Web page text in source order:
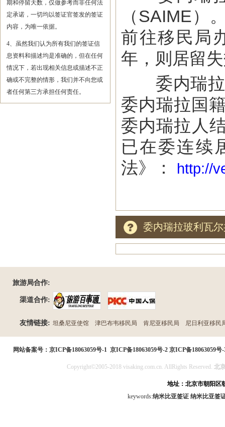
期和停留天数，仅做参考而非任何法
定承诺，一切均以签证官签发的签证
内容，为唯一依据。
4、虽然我们认为所有我们的签证信
息资料和描述均是准确的，但在任何
情况下，若出现相关信息或描述不正
确或不完整的情形，我们并不向您或
者任何第三方承担任何责任。
（SAIME）
前往移民局
年，则居留
委内瑞拉
委内瑞拉国
委内瑞拉人
已在委连续
法》：
http://
委内瑞拉玻利瓦
旅游局合作:
渠道合作:
友情链接: 坦桑尼亚使馆 津巴布韦移民局 肯尼亚移民局 尼日利亚移民
网站备案号： 京ICP备18063059号-1 京ICP备18063059号-2 京ICP备18063059号-
Copyright©2005-2018 visaking.com.cn. AllRights Reserved. 北
地址：北京市朝阳区
keywords:纳米比亚签证 纳米比亚签